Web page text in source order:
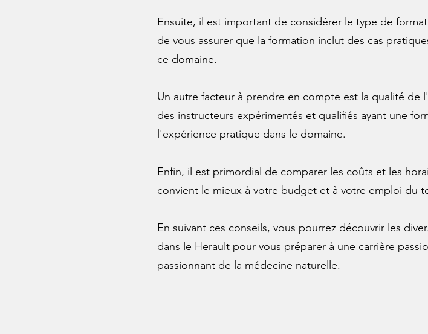
Ensuite, il est important de considérer le type de
de vous assurer que la formation inclut des cas
ce domaine.
Un autre facteur à prendre en compte est la qualité de
des instructeurs expérimentés et qualifiés ayant une
l'expérience pratique dans le domaine.
Enfin, il est primordial de comparer les coûts et les
convient le mieux à votre budget et à votre emploi du
En suivant ces conseils, vous pourrez découvrir les
dans le Herault pour vous préparer à une carrière
passionnant de la médecine naturelle.